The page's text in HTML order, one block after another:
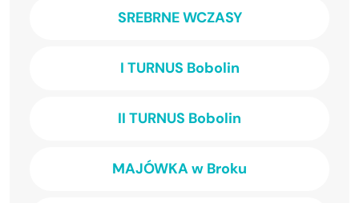
SREBRNE WCZASY
I TURNUS Bobolin
II TURNUS Bobolin
MAJÓWKA w Broku